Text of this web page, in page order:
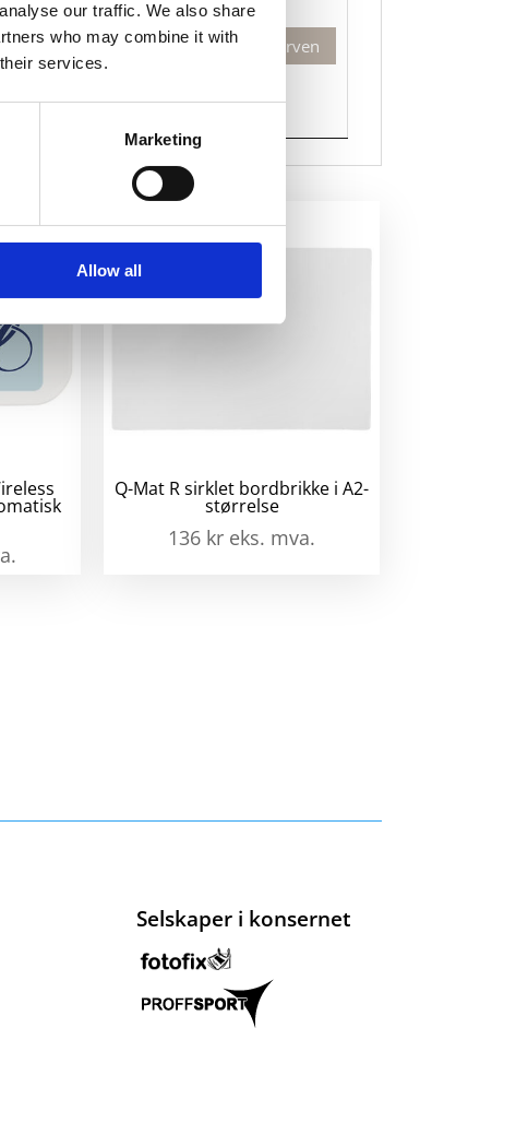
our traffic. We also share
who may combine it with
services.
Marketing
Allow all
Aurea
sirklet
lys
Legg til i handlekurven
Q-Mat R sirklet bordbrikke i A2-
størrelse
136 kr eks. mva.
Selskaper i konsernet